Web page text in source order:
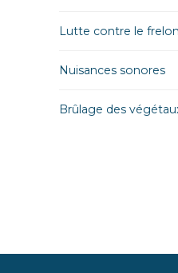
Lutte contre le
Nuisances sonores
Brûlage des